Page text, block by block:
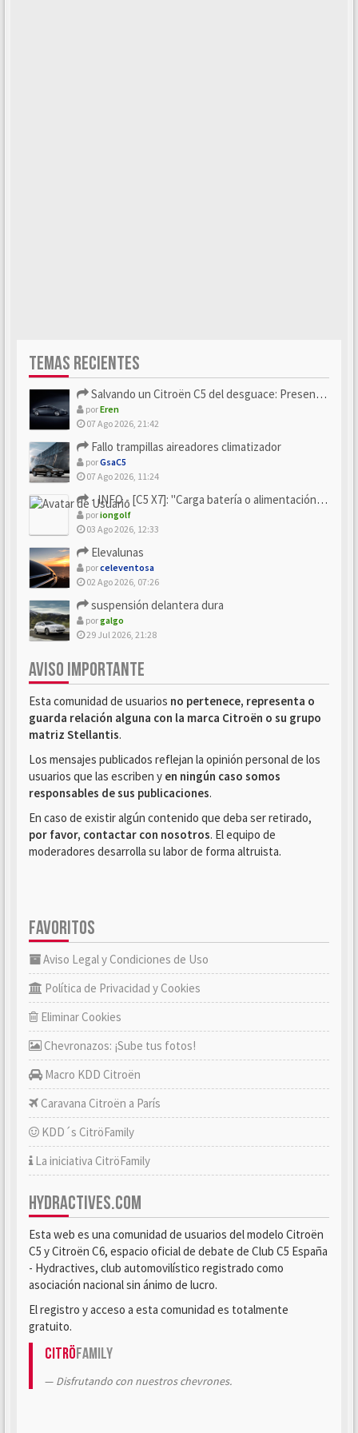
TEMAS RECIENTES
Salvando un Citroën C5 del desguace: Presentación y seguimiento
porEren
07 Ago 2026, 21:42
Fallo trampillas aireadores climatizador
porGsaC5
07 Ago 2026, 11:24
- INFO - [C5 X7]: "Carga batería o alimentación eléctri...
poriongolf
03 Ago 2026, 12:33
Elevalunas
porceleventosa
02 Ago 2026, 07:26
suspensión delantera dura
porgalgo
29 Jul 2026, 21:28
AVISO IMPORTANTE
Esta comunidad de usuarios no pertenece, representa o
guarda relación alguna con la marca Citroën o su grupo
matriz Stellantis.
Los mensajes publicados reflejan la opinión personal de los
usuarios que las escriben y en ningún caso somos
responsables de sus publicaciones.
En caso de existir algún contenido que deba ser retirado,
por favor, contactar con nosotros. El equipo de
moderadores desarrolla su labor de forma altruista.
FAVORITOS
Aviso Legal y Condiciones de Uso
Política de Privacidad y Cookies
Eliminar Cookies
Chevronazos: ¡Sube tus fotos!
Macro KDD Citroën
Caravana Citroën a París
KDD´s CitröFamily
La iniciativa CitröFamily
HYDRACTIVES.COM
Esta web es una comunidad de usuarios del modelo Citroën
C5 y Citroën C6, espacio oficial de debate de Club C5 España
- Hydractives, club automovilístico registrado como
asociación nacional sin ánimo de lucro.
El registro y acceso a esta comunidad es totalmente
gratuito.
CitröFamily
Disfrutando con nuestros chevrones.